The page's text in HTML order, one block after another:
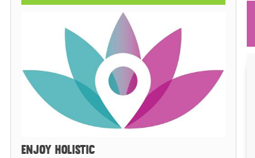
ENJOY HOLISTIC